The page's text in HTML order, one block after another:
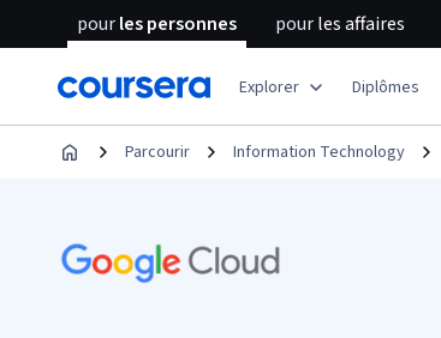
pourles personnes pourles affaires
Explorer Diplômes
Parcourir Information Technology